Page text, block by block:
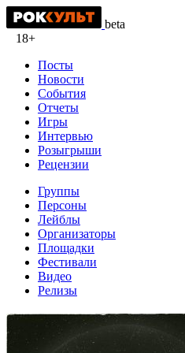
beta
18+
Посты
Новости
События
Отчеты
Игры
Интервью
Розыгрыши
Рецензии
Группы
Персоны
Лейблы
Организаторы
Площадки
Фестивали
Видео
Релизы